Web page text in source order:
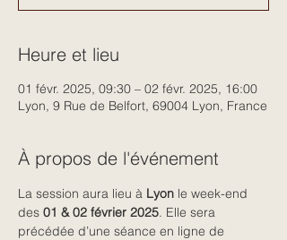
Heure et lieu
01 févr. 2025, 09:30 – 02 févr. 2025, 16:00
Lyon, 9 Rue de Belfort, 69004 Lyon, France
À propos de l'événement
La session aura lieu à Lyon le week-end
des 01 & 02 février 2025. Elle sera
précédée d’une séance en ligne de